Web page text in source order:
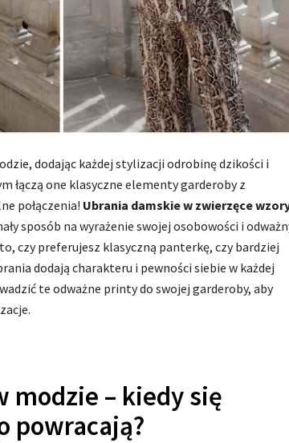
dodając każdej stylizacji odrobinę dzikości i
łączą one klasyczne elementy garderoby z
połączenia! Ubrania damskie w zwierzęce
sposób na wyrażenie swojej osobowości i
czy preferujesz klasyczną panterkę, czy bardziej
dodają charakteru i pewności siebie w każdej
te odważne printy do swojej garderoby, aby
modzie – kiedy się
powracają?